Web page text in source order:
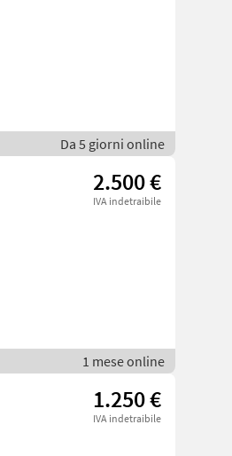
Da 5 giorni online
2.500 €
IVA indetraibile
1 mese online
1.250 €
IVA indetraibile